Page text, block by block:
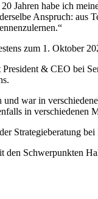
Jahren habe ich
Anspruch: aus
zum 1. Oktober
& CEO bei
war in
in verschiedenen
Strategieberatung
Schwerpunkten